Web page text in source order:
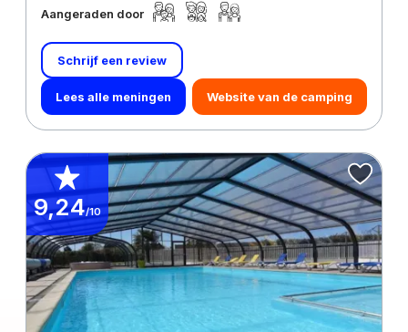
Aangeraden door
Schrijf een review
Lees alle meningen Website van de camping
9,24/10